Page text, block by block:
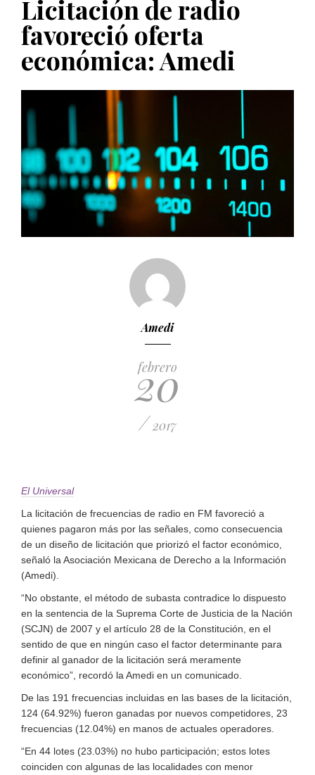
PUBLICADO EL 5 ENERO, 2023
Licitación de radio
favoreció oferta
económica: Amedi
Amedi
febrero
20
/ 2017
El Universal
La licitación de frecuencias de radio en FM favoreció a
quienes pagaron más por las señales, como consecuencia
de un diseño de licitación que priorizó el factor económico,
señaló la Asociación Mexicana de Derecho a la Información
(Amedi).
“No obstante, el método de subasta contradice lo dispuesto
en la sentencia de la Suprema Corte de Justicia de la Nación
(SCJN) de 2007 y el artículo 28 de la Constitución, en el
sentido de que en ningún caso el factor determinante para
definir al ganador de la licitación será meramente
económico”, recordó la Amedi en un comunicado.
De las 191 frecuencias incluidas en las bases de la licitación,
124 (64.92%) fueron ganadas por nuevos competidores, 23
frecuencias (12.04%) en manos de actuales operadores.
“En 44 lotes (23.03%) no hubo participación; estos lotes
coinciden con algunas de las localidades con menor